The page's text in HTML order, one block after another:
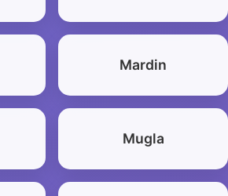
Mardin
Mugla